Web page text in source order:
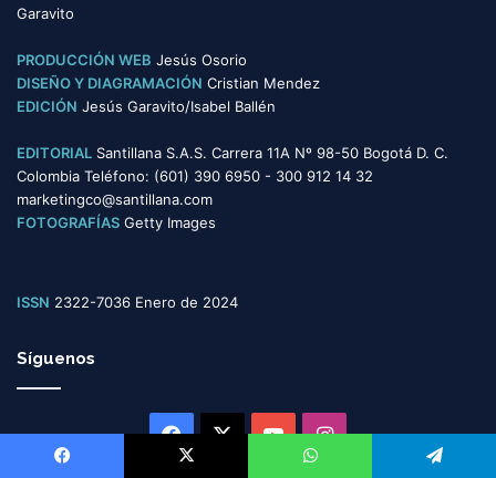
s
Garavito
PRODUCCIÓN WEB Jesús Osorio
DISEÑO Y DIAGRAMACIÓN Cristian Mendez
EDICIÓN Jesús Garavito/Isabel Ballén
EDITORIAL Santillana S.A.S. Carrera 11A Nº 98-50 Bogotá D. C.
Colombia Teléfono: (601) 390 6950 - 300 912 14 32
marketingco@santillana.com
FOTOGRAFÍAS Getty Images
ISSN 2322-7036 Enero de 2024
Síguenos
Facebook
X YouTubeInstagram